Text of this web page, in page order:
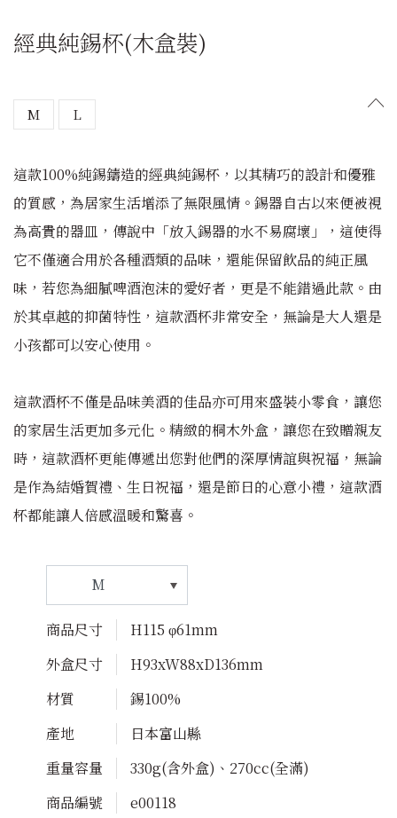
經典純錫杯(木盒裝)
M L
這款100%純錫鑄造的經典純錫杯，以其精巧的設計和優雅
的質感，為居家生活增添了無限風情。錫器自古以來便被視
為高貴的器皿，傳說中「放入錫器的水不易腐壞」，這使得
它不僅適合用於各種酒類的品味，還能保留飲品的純正風
味，若您為細膩啤酒泡沫的愛好者，更是不能錯過此款。由
於其卓越的抑菌特性，這款酒杯非常安全，無論是大人還是
小孩都可以安心使用。
這款酒杯不僅是品味美酒的佳品亦可用來盛裝小零食，讓您
的家居生活更加多元化。精緻的桐木外盒，讓您在致贈親友
時，這款酒杯更能傳遞出您對他們的深厚情誼與祝福，無論
是作為結婚賀禮、生日祝福，還是節日的心意小禮，這款酒
杯都能讓人倍感溫暖和驚喜。
商品尺寸
H115 φ61mm
外盒尺寸
H93xW88xD136mm
材質
錫100%
產地
日本富山縣
重量容量
330g(含外盒)、270cc(全滿)
商品編號
e00118